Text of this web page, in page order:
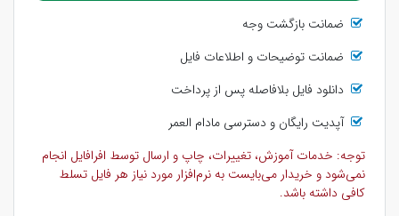
ضمانت بازگشت وجه
ضمانت توضیحات و اطلاعات فایل
دانلود فایل بلافاصله پس از پرداخت
آپدیت رایگان و دسترسی مادام العمر
توجه: خدمات آموزش، تغییرات، چاپ و ارسال توسط افرافایل انجام
نمی‌شود و خریدار می‌بایست به نرم‌افزار مورد نیاز هر فایل تسلط
کافی داشته باشد.